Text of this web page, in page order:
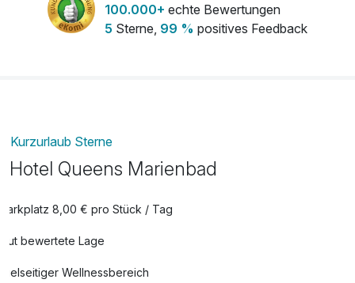
100.000+ echte Bewertungen
5 Sterne, 99 % positives Feedback
Kurzurlaub Sterne
Hotel Queens Marienbad
Parkplatz 8,00 € pro Stück / Tag
Gut bewertete Lage
Vielseitiger Wellnessbereich